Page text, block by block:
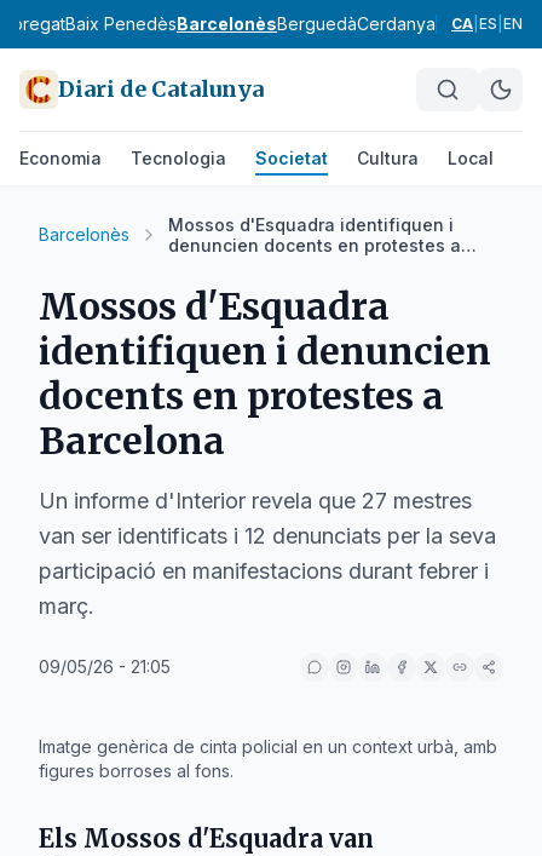
Baix PenedèsBarcelonèsBerguedàCerdanya Conca de
CA ES EN
Diari de Catalunya
Economia Tecnologia Societat Cultura Local
Barcelonès
Mossos d'Esquadra identifiquen i
denuncien docents en protestes a
Mossos d'Esquadra
identifiquen i denuncien
docents en protestes a
Barcelona
Un informe d'Interior revela que 27 mestres
van ser identificats i 12 denunciats per la seva
participació en manifestacions durant febrer i
març.
09/05/26 - 21:05
Imatge genèrica de cinta policial en un context urbà, amb
figures borroses al fons.
Els Mossos d'Esquadra van